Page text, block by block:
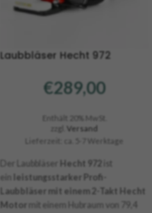
Laubbläser Hecht 972
€289,00
Enthält 20% MwSt.
zzgl.
Versand
Lieferzeit: ca. 5-7 Werktage
Der Laubbläser Hecht 972
ist
ein
leistungsstarker Profi-
Laubbläser mit einem 2-Takt Hecht
Motor mit einem Hubraum von 79,4